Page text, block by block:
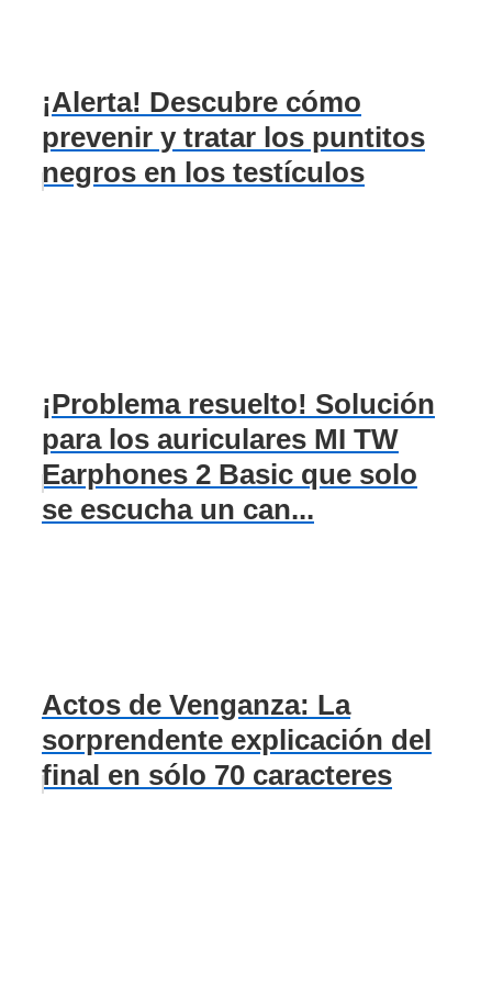
¡Alerta! Descubre cómo
prevenir y tratar los puntitos
negros en los testículos
¡Problema resuelto! Solución
para los auriculares MI TW
Earphones 2 Basic que solo
se escucha un can...
Actos de Venganza: La
sorprendente explicación del
final en sólo 70 caracteres